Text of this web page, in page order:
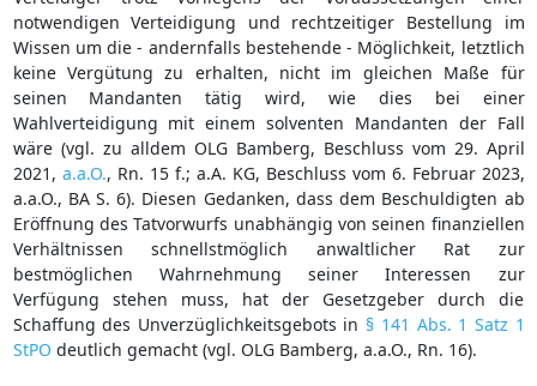
notwendigen Verteidigung und rechtzeitiger Bestellung im
Wissen um die - andernfalls bestehende - Möglichkeit, letztlich
keine Vergütung zu erhalten, nicht im gleichen Maße für
seinen Mandanten tätig wird, wie dies bei einer
Wahlverteidigung mit einem solventen Mandanten der Fall
wäre (vgl. zu alldem OLG Bamberg, Beschluss vom 29. April
2021, a.a.O., Rn. 15 f.; a.A. KG, Beschluss vom 6. Februar 2023,
a.a.O., BA S. 6). Diesen Gedanken, dass dem Beschuldigten ab
Eröffnung des Tatvorwurfs unabhängig von seinen finanziellen
Verhältnissen schnellstmöglich anwaltlicher Rat zur
bestmöglichen Wahrnehmung seiner Interessen zur
Verfügung stehen muss, hat der Gesetzgeber durch die
Schaffung des Unverzüglichkeitsgebots in § 141 Abs. 1 Satz 1
StPO deutlich gemacht (vgl. OLG Bamberg, a.a.O., Rn. 16).